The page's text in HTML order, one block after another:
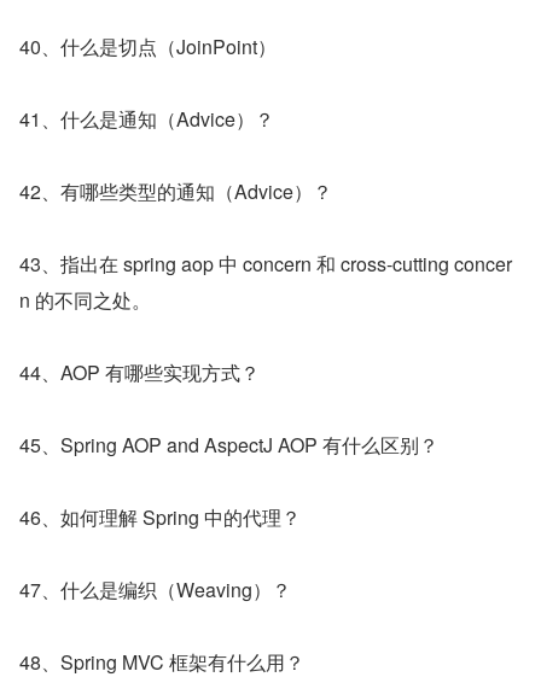
40、什么是切点（JoinPoint）
41、什么是通知（Advice）？
42、有哪些类型的通知（Advice）？
43、指出在 spring aop 中 concern 和 cross-cutting concer
n 的不同之处。
44、AOP 有哪些实现方式？
45、Spring AOP and AspectJ AOP 有什么区别？
46、如何理解 Spring 中的代理？
47、什么是编织（Weaving）？
48、Spring MVC 框架有什么用？